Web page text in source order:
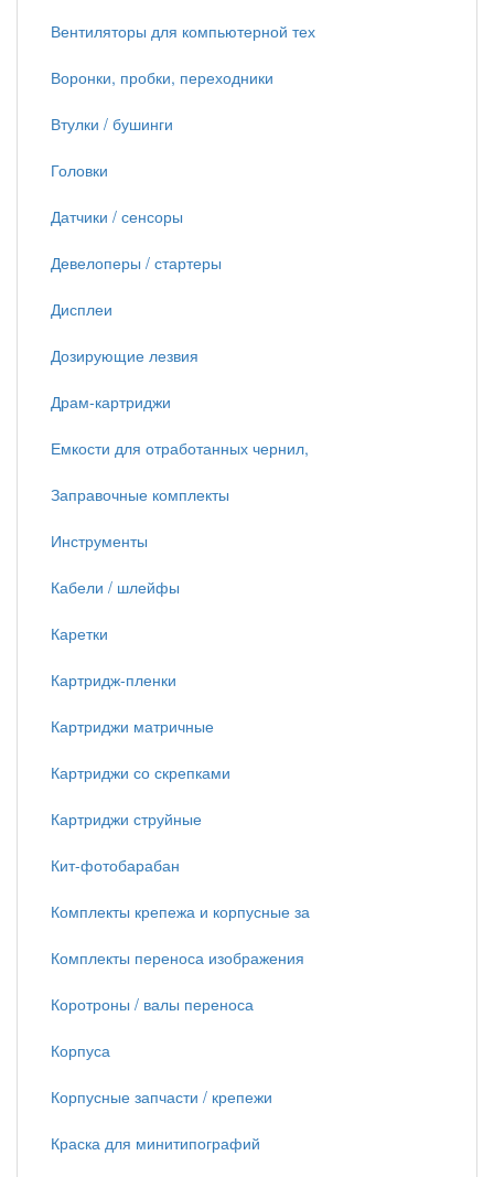
Вентиляторы для компьютерной тех
Воронки, пробки, переходники
Втулки / бушинги
Головки
Датчики / сенсоры
Девелоперы / стартеры
Дисплеи
Дозирующие лезвия
Драм-картриджи
Емкости для отработанных чернил,
Заправочные комплекты
Инструменты
Кабели / шлейфы
Каретки
Картридж-пленки
Картриджи матричные
Картриджи со скрепками
Картриджи струйные
Кит-фотобарабан
Комплекты крепежа и корпусные за
Комплекты переноса изображения
Коротроны / валы переноса
Корпуса
Корпусные запчасти / крепежи
Краска для минитипографий